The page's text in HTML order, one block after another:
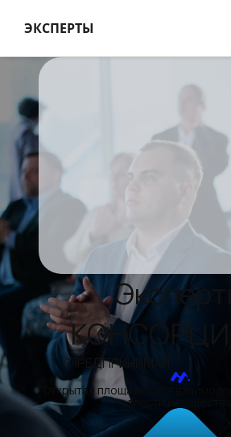
ЭКСПЕРТЫ
ПРЕДПРИНИМАЙ
Открытая площадка для
власти и